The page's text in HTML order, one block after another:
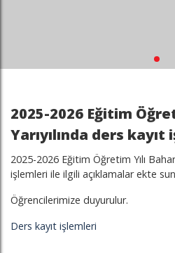
2025-2026 Eğitim
Yarıyılında ders
2025-2026 Eğitim Öğretim Yılı Bahar
işlemleri ile ilgili açıklamalar ekte
Öğrencilerimize duyurulur.
Ders kayıt işlemleri